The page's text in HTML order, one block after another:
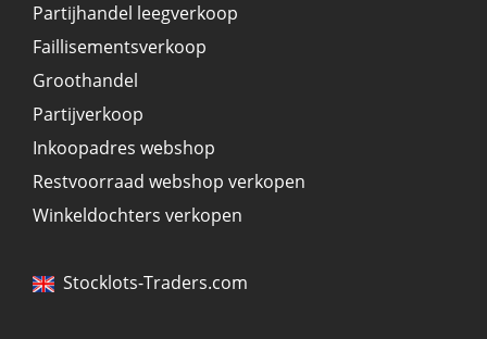
Partijhandel leegverkoop
Faillisementsverkoop
Groothandel
Partijverkoop
Inkoopadres webshop
Restvoorraad webshop verkopen
Winkeldochters verkopen
Stocklots-Traders.com